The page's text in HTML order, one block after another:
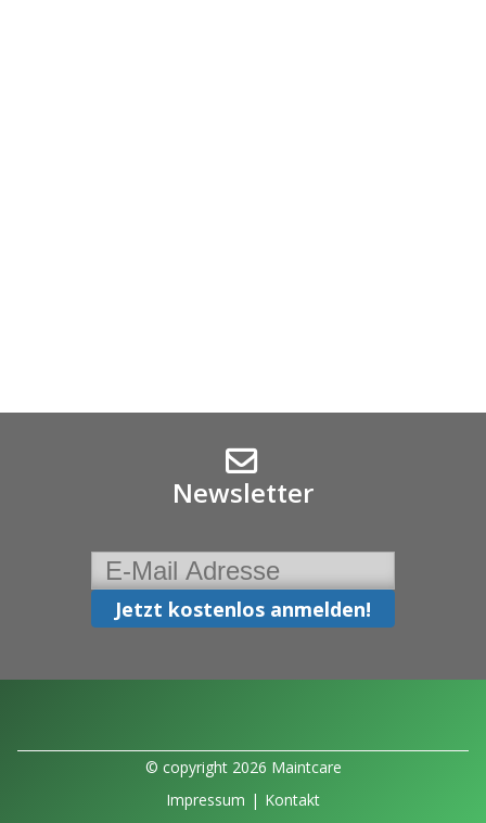
Newsletter
© copyright 2026 Maintcare
Impressum | Kontakt